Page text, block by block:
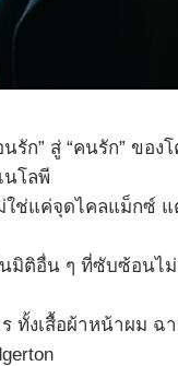
ก” สู่ “คนรัก” ของ
นโลพี
ใช่แค่จุดไคลแม็ก
มิติอื่น ๆ ที่ซับซ้อนไ
ทั้งเสื้อผ้าหน้าผม